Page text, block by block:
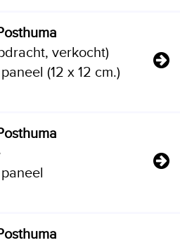
verkocht)
(12 x 12 cm.)